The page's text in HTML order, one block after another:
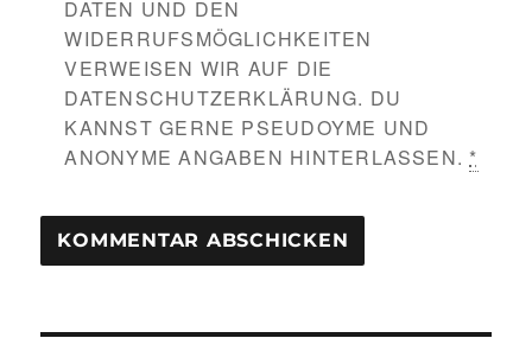
DATEN UND DEN
WIDERRUFSMÖGLICHKEITEN
VERWEISEN WIR AUF DIE
DATENSCHUTZERKLÄRUNG. DU
KANNST GERNE PSEUDOYME UND
ANONYME ANGABEN HINTERLASSEN. *